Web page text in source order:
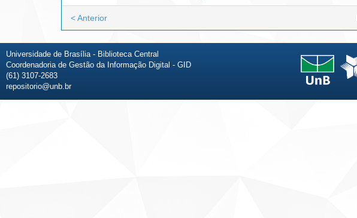
< Anterior
Universidade de Brasília - Biblioteca Central
Coordenadoria de Gestão da Informação Digital - GID
(61) 3107-2683
repositorio@unb.br